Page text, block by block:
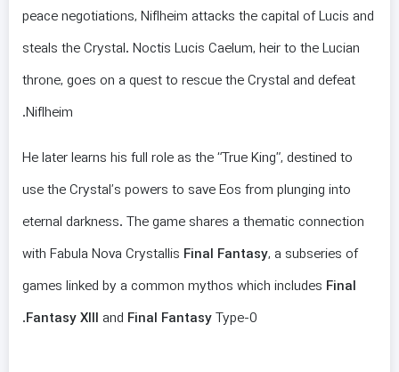
peace negotiations, Niflheim attacks the capital of Lucis and
steals the Crystal. Noctis Lucis Caelum, heir to the Lucian
throne, goes on a quest to rescue the Crystal and defeat
Niflheim.
He later learns his full role as the “True King”, destined to
use the Crystal’s powers to save Eos from plunging into
eternal darkness. The game shares a thematic connection
with Fabula Nova Crystallis Final Fantasy, a subseries of
games linked by a common mythos which includes Final
Fantasy XIII and Final FantasyType-0.